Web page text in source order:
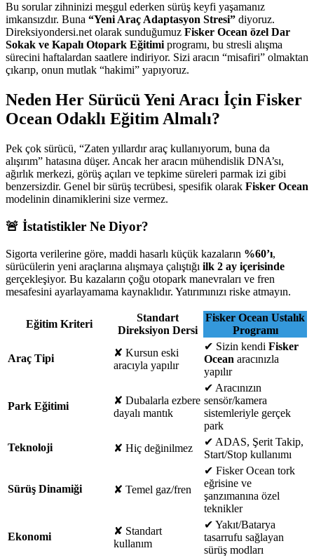
Bu sorular zihninizi meşgul ederken sürüş keyfi yaşamanız
imkansızdır. Buna “Yeni Araç Adaptasyon Stresi” diyoruz.
Direksiyondersi.net olarak sunduğumuz Fisker Ocean özel Dar
Sokak ve Kapalı Otopark Eğitimi programı, bu stresli alışma
sürecini haftalardan saatlere indiriyor. Sizi aracın “misafiri” olmaktan
çıkarıp, onun mutlak “hakimi” yapıyoruz.
Neden Her Sürücü Yeni Aracı İçin Fisker
Ocean Odaklı Eğitim Almalı?
Pek çok sürücü, “Zaten yıllardır araç kullanıyorum, buna da
alışırım” hatasına düşer. Ancak her aracın mühendislik DNA’sı,
ağırlık merkezi, görüş açıları ve tepkime süreleri parmak izi gibi
benzersizdir. Genel bir sürüş tecrübesi, spesifik olarak Fisker Ocean
modelinin dinamiklerini size vermez.
🚨 İstatistikler Ne Diyor?
Sigorta verilerine göre, maddi hasarlı küçük kazaların %60’ı,
sürücülerin yeni araçlarına alışmaya çalıştığı ilk 2 ay içerisinde
gerçekleşiyor. Bu kazaların çoğu otopark manevraları ve fren
mesafesini ayarlayamama kaynaklıdır. Yatırımınızı riske atmayın.
Eğitim Kriteri
Standart
Direksiyon Dersi
Fisker Ocean Ustalık
Programı
Araç Tipi ✘ Kursun eski
aracıyla yapılır
✔ Sizin kendi Fisker
Ocean aracınızla
yapılır
Park Eğitimi ✘ Dubalarla ezbere
dayalı mantık
✔ Aracınızın
sensör/kamera
sistemleriyle gerçek
park
Teknoloji
✘ Hiç değinilmez
✔ ADAS, Şerit Takip,
Start/Stop kullanımı
Sürüş Dinamiği ✘ Temel gaz/fren
✔ Fisker Ocean tork
eğrisine ve
şanzımanına özel
teknikler
Ekonomi ✘ Standart
kullanım
✔ Yakıt/Batarya
tasarrufu sağlayan
sürüş modları